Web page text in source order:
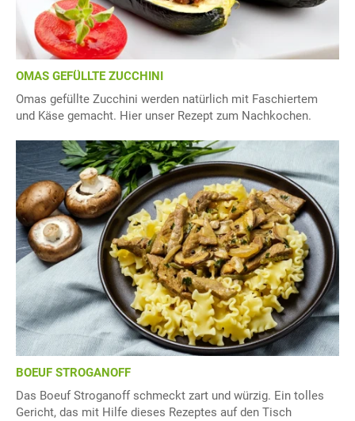
OMAS GEFÜLLTE ZUCCHINI
Omas gefüllte Zucchini werden natürlich mit Faschiertem
und Käse gemacht. Hier unser Rezept zum Nachkochen.
BOEUF STROGANOFF
Das Boeuf Stroganoff schmeckt zart und würzig. Ein tolles
Gericht, das mit Hilfe dieses Rezeptes auf den Tisch